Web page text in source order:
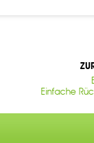
Einfache